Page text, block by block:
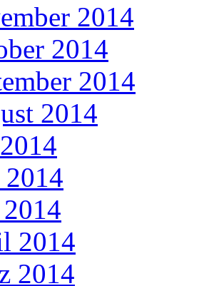
2014
2014
2014
2014
2014
2014